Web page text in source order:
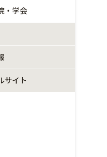
・学会
サイト